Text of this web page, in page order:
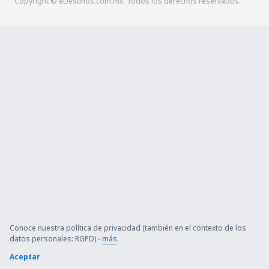
Conoce nuestra política de privacidad (también en el contexto de los
datos personales: RGPD) -más.
Aceptar